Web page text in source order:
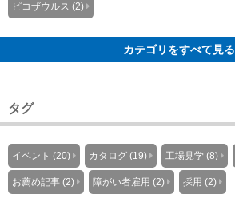
ピコザウルス (2)
カテゴリをすべて見る
タグ
イベント (20) カタログ (19) 工場見学 (8)
お薦め記事 (2) 障がい者雇用 (2) 採用 (2)